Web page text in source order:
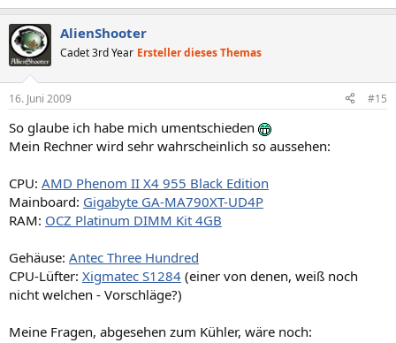
AlienShooter
Cadet 3rd Year Ersteller dieses Themas
16. Juni 2009 #15
So glaube ich habe mich umentschieden
Mein Rechner wird sehr wahrscheinlich so aussehen:
CPU: AMD Phenom II X4 955 Black Edition
Mainboard: Gigabyte GA-MA790XT-UD4P
RAM: OCZ Platinum DIMM Kit 4GB
Gehäuse: Antec Three Hundred
CPU-Lüfter: Xigmatec S1284 (einer von denen, weiß noch
nicht welchen - Vorschläge?)
Meine Fragen, abgesehen zum Kühler, wäre noch: